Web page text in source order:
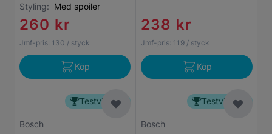
Styling: Med spoiler
260 kr
Jmf-pris: 130 / styck
Köp
238 kr
Jmf-pris: 119 / styck
Köp
Testvinnare
Bosch
Testvinnare
Bosch